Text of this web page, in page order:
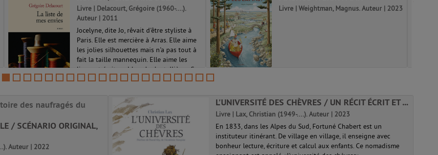
Livre | Delacourt, Grégoire (1960-....).
Auteur | 2011
Jocelyne, dite Jo, rêvait d'être styliste à
Paris. Elle est mercière à Arras. Elle aime
les jolies silhouettes mais n'a pas tout à
fait la taille mannequin. Elle aime les
livres et écrit un blog de dentellières. Sa
mère lui manque...
Livre | Weightman, Magnus. Auteur | 2023
des naufragés du
/ SCÉNARIO ORIGINAL,
Auteur | 2022
L'UNIVERSITÉ DES CHÈVRES / UN RÉCIT ÉCRIT ET ...
Livre | Lax, Christian (1949-....). Auteur | 2023
En 1833, dans les Alpes du Sud, Fortuné Chabert est un
instituteur itinérant. De village en village, il enseigne avec
bonheur lecture, écriture et calcul aux enfants. Ce nomadisme